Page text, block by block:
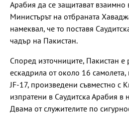
Арабия да се защитават взаимно
Министърът на отбраната
намеквал, че то поставя
чадър на Пакистан.
Според източниците, Пакистан
ескадрила от около 16
JF-17, произведени съвместно с
изпратени в Саудитска Арабия в
Двама от служителите по